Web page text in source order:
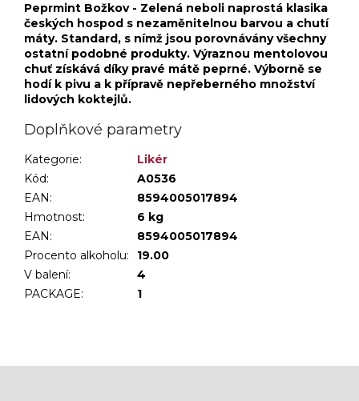
Peprmint Božkov - Zelená neboli naprostá klasika
českých hospod s nezaměnitelnou barvou a chutí
máty. Standard, s nímž jsou porovnávány všechny
ostatní podobné produkty. Výraznou mentolovou
chuť získává díky pravé mátě peprné. Výborně se
hodí k pivu a k přípravě nepřeberného množství
lidových koktejlů.
Doplňkové parametry
Kategorie:
Likér
Kód:
A0536
EAN:
8594005017894
Hmotnost:
6 kg
EAN :
8594005017894
Procento alkoholu:
19.00
V balení:
4
PACKAGE: 1